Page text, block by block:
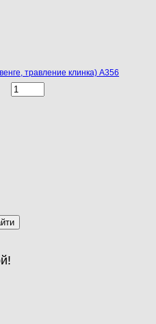
травление клинка) A356